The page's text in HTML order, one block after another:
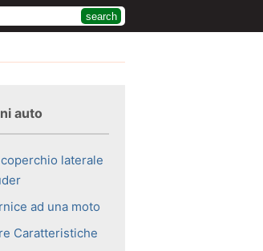
auto
laterale
ad una moto
Caratteristiche